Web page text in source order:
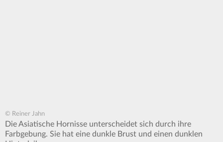
© Reiner Jahn
Die Asiatische Hornisse unterscheidet sich durch ihre
Farbgebung. Sie hat eine dunkle Brust und einen dunklen